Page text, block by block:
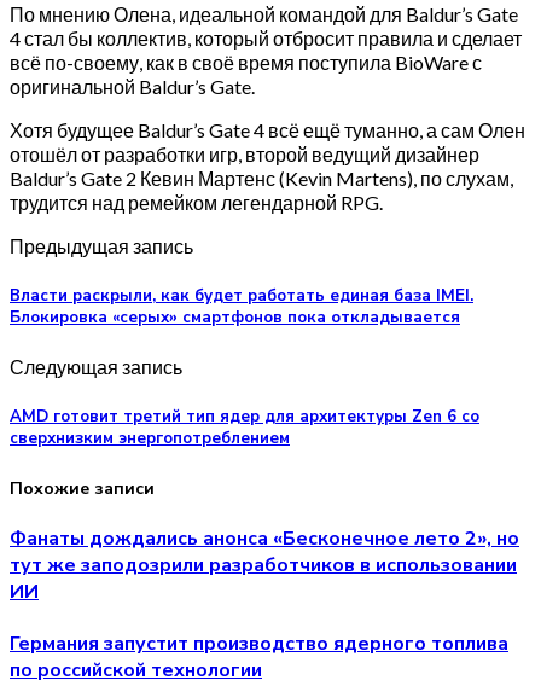
По мнению Олена, идеальной командой для Baldur’s Gate
4 стал бы коллектив, который отбросит правила и сделает
всё по-своему, как в своё время поступила BioWare с
оригинальной Baldur’s Gate.
Хотя будущее Baldur’s Gate 4 всё ещё туманно, а сам Олен
отошёл от разработки игр, второй ведущий дизайнер
Baldur’s Gate 2 Кевин Мартенс (Kevin Martens), по слухам,
трудится над ремейком легендарной RPG.
Предыдущая запись
Власти раскрыли, как будет работать единая база IMEI.
Блокировка «серых» смартфонов пока откладывается
Следующая запись
AMD готовит третий тип ядер для архитектуры Zen 6 со
сверхнизким энергопотреблением
Похожие записи
Фанаты дождались анонса «Бесконечное лето 2», но
тут же заподозрили разработчиков в использовании
ИИ
Германия запустит производство ядерного топлива
по российской технологии